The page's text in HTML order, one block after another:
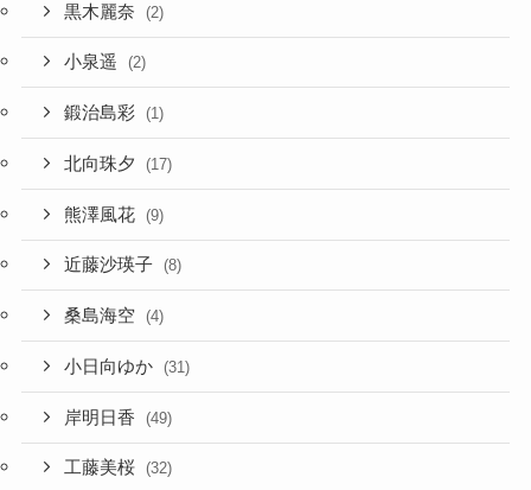
黒木麗奈 (2)
小泉遥 (2)
鍛治島彩 (1)
北向珠夕 (17)
熊澤風花 (9)
近藤沙瑛子 (8)
桑島海空 (4)
小日向ゆか (31)
岸明日香 (49)
工藤美桜 (32)